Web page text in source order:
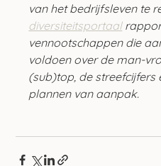
van het bedrijfsleven te
diversiteitsportaal
vennootschappen die
voldoen over de man-
(sub)top, de streefcijfers
plannen van aanpak.